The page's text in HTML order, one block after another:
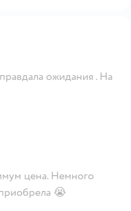
ожидания . На
цена. Немного
😭